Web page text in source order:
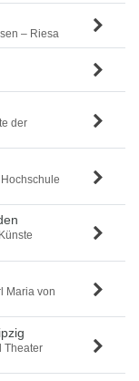
– Riesa
der
Maria von
Theater